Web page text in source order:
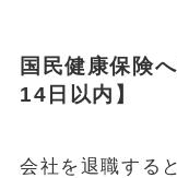
国民健康保険
14日以内】
会社を退職する